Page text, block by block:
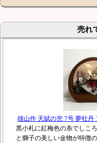
売れ
雄山作 天賦の兜 7号 夢牡丹
黒小札に紅梅色の糸でしこ
と獅子の美しい金物が特徴